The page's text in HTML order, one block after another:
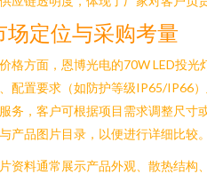
场定位与采购考量
格方面，恩博光电的70W LED投
配置要求（如防护等级IP65/IP66
务，客户可根据项目需求调整尺寸
产品图片目录，以便进行详细比较。
资料通常展示产品外观、散热结构